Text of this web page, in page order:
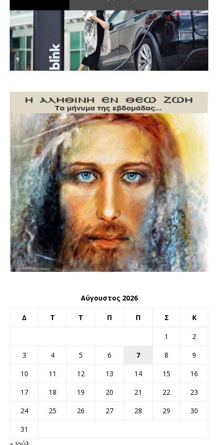
Αύγουστος 2026
Δ Τ Τ Π Π Σ Κ
1
2
3
4 5 6 7 8
9
10
11 12 13 14 15
16
17
18 19 20 21 22
23
24
25 26 27 28 29
30
31